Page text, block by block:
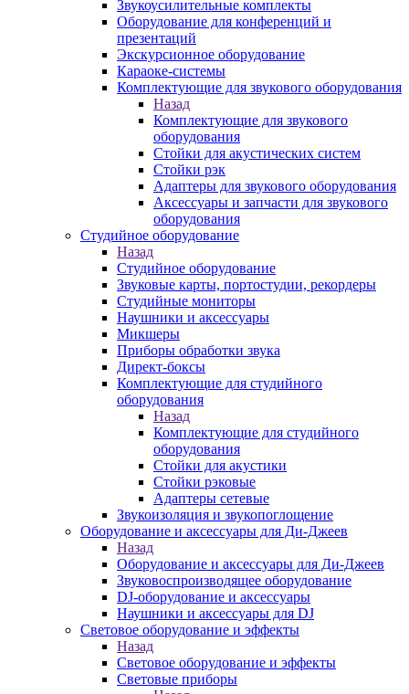
Звукоусилительные комплекты
Оборудование для конференций и
презентаций
Экскурсионное оборудование
Караоке-системы
Комплектующие для звукового оборудования
Назад
Комплектующие для звукового
оборудования
Стойки для акустических систем
Стойки рэк
Адаптеры для звукового оборудования
Аксессуары и запчасти для звукового
оборудования
Студийное оборудование
Назад
Студийное оборудование
Звуковые карты, портостудии, рекордеры
Студийные мониторы
Наушники и аксессуары
Микшеры
Приборы обработки звука
Директ-боксы
Комплектующие для студийного
оборудования
Назад
Комплектующие для студийного
оборудования
Стойки для акустики
Стойки рэковые
Адаптеры сетевые
Звукоизоляция и звукопоглощение
Оборудование и аксессуары для Ди-Джеев
Назад
Оборудование и аксессуары для Ди-Джеев
Звуковоспроизводящее оборудование
DJ-оборудование и аксессуары
Наушники и аксессуары для DJ
Световое оборудование и эффекты
Назад
Световое оборудование и эффекты
Световые приборы